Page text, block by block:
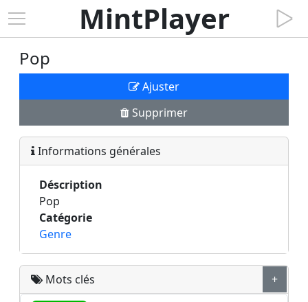
MintPlayer
Pop
Ajuster
Supprimer
Informations générales
Déscription
Pop
Catégorie
Genre
Mots clés +